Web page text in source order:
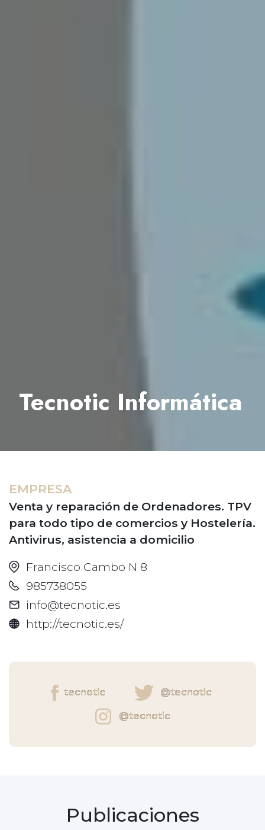
Tecnotic Informática
EMPRESA
Venta y reparación de Ordenadores. TPV
para todo tipo de comercios y Hostelería.
Antivirus, asistencia a domicilio
Francisco Cambo N 8
985738055
info@tecnotic.es
http://tecnotic.es/
tecnotic @tecnotic
@tecnotic
Publicaciones